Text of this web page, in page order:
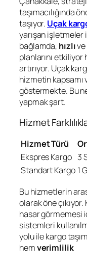
taşımacılığında
taşıyor. Uçak
yarışan işletmeler
bağlamda, hızlı
planlarını
artırıyor. Uçak
hizmetin kapsamı
göstermekte. Bu
yapmak şart.
Hizmet
Hizmet Türü
Ekspres Kargo 3
Standart Kargo 1
Bu hizmetlerin
olarak öne
hasar görmemesi
sistemleri
yolu ile kargo
hemverimlilik